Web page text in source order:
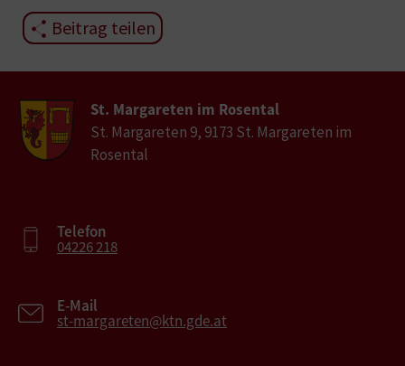
Beitrag teilen
St. Margareten im Rosental
St. Margareten 9, 9173 St. Margareten im
Rosental
Telefon
04226 218
E-Mail
st-margareten@ktn.gde.at